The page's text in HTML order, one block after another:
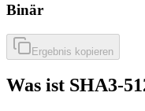
Binär
Ergebnis kopieren
Was ist SHA3-